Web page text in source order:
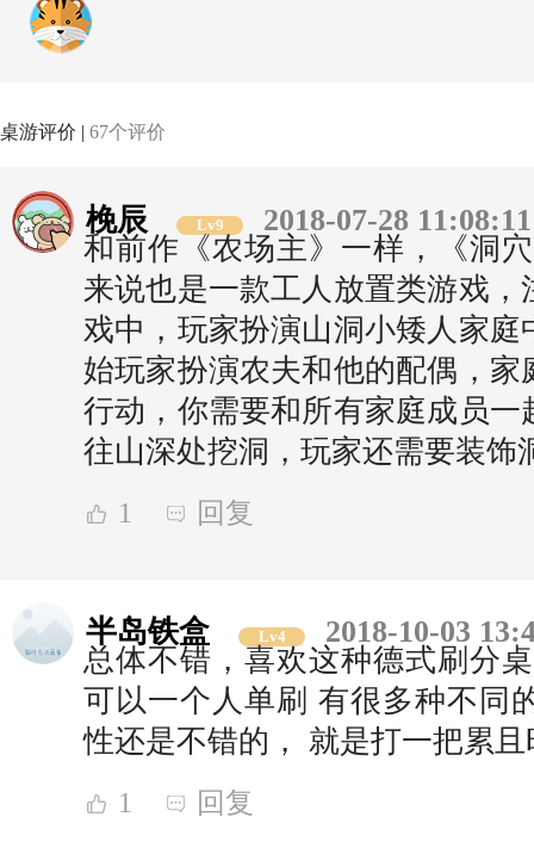
桌游评价 | 67个评价
梚辰 Lv9
2018-07-28 11:08:11
和前作《农场主》一样，《洞
来说也是一款工人放置类游戏
戏中，玩家扮演山洞小矮人家
始玩家扮演农夫和他的配偶，
行动，你需要和所有家庭成员
往山深处挖洞，玩家还需要装饰
1 回复
半岛铁盒 Lv4
2018-10-03
总体不错，喜欢这种德式刷分
可以一个人单刷 有很多种不同
性还是不错的， 就是打一把累
1 回复